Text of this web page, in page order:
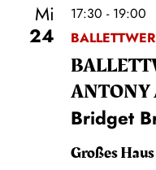
Mi
24
17:30 - 19:00
ANTONY
Bridget
Großes Haus